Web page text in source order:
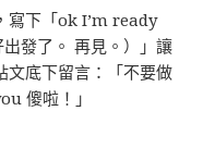
寫下「ok I’m ready
發了。 再見。）」讓
文底下留言：「不要做
傻啦！」